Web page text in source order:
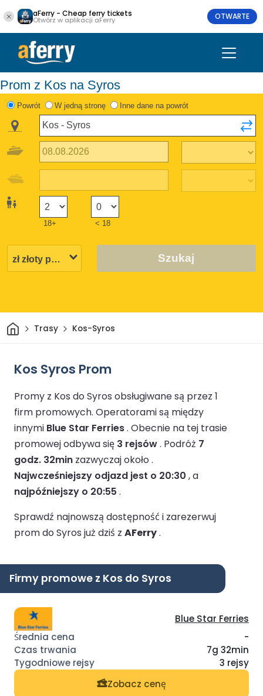
aFerry - Cheap ferry tickets
Otwórz w aplikacji aFerry OTWARTE
Prom z Kos na Syros
Powrót W jedną stronę Inne dane na powrót
18+ < 18
Szukaj
DomTrasy Kos-Syros
Kos Syros Prom
Promy z Kos do Syros obsługiwane są przez 1
firm promowych. Operatorami są między
innymi Blue Star Ferries. Obecnie na tej trasie
promowej odbywa się 3 rejsów. Podróż 7
godz. 32min zazwyczaj około .
Najwcześniejszy odjazd jest o 20:30 , a
najpóźniejszy o 20:55 .
Sprawdź najnowszą dostępność i zarezerwuj
prom do Syros już dziś z AFerry.
Firmy promowe z Kos do Syros
Blue Star Ferries
-
7g 32min
3 rejsy
Zobacz cenę